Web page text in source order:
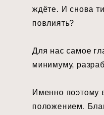
ждёте. И снова
повлиять? ⠀
Для нас самое
минимуму,
Именно поэтому
положением.